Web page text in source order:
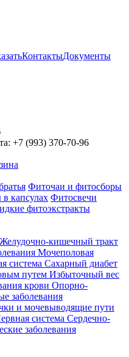
КонтактыДокументы
+7 (993) 370-70-96
Фиточаи и фитосборы
капсулах Фитосвечи
фитоэкстракты
Желудочно-кишечный тракт
Мочеполовая
система Сахарный диабет
путем Избыточный вес
крови Опорно-
заболевания
и мочевыводящие пути
система Сердечно-
заболевания